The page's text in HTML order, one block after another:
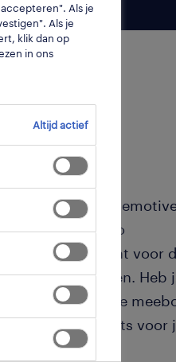
zoek naar een
in de regio
en die instaat voor
Heb
en wil je
is deze functie iets voor
Als je
Als je
klik dan op
in ons
Altijd actief